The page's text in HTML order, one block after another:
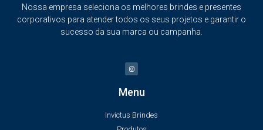
Nossa empresa seleciona os melhores brindes e presentes
corporativos para atender todos os seus projetos e garantir o
sucesso da sua marca ou campanha.
Menu
Invictus Brindes